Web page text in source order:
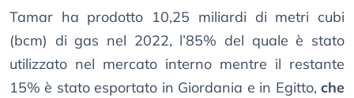
Tamar ha prodotto 10,25 miliardi di metri cubi
(bcm) di gas nel 2022, l’85% del quale è stato
utilizzato nel mercato interno mentre il restante
15% è stato esportato in Giordania e in Egitto, che